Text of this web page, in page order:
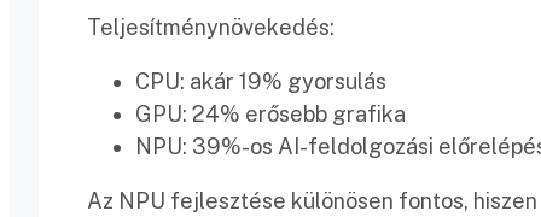
Teljesítménynövekedés:
CPU: akár 19% gyorsulás
GPU: 24% erősebb grafika
NPU: 39%-os AI-feldolgozási
Az NPU fejlesztése különösen fontos,